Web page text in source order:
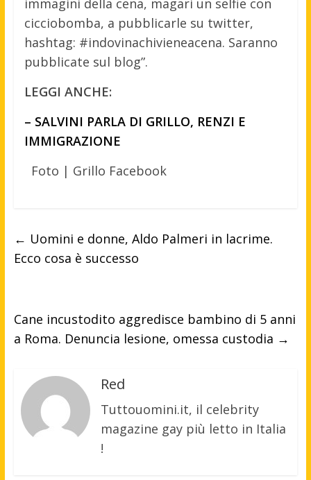
immagini della cena, magari un selfie con
cicciobomba, a pubblicarle su twitter,
hashtag: #indovinachivieneacena. Saranno
pubblicate sul blog”.
LEGGI ANCHE:
– SALVINI PARLA DI GRILLO, RENZI E
IMMIGRAZIONE
Foto | Grillo Facebook
← Uomini e donne, Aldo Palmeri in lacrime.
Ecco cosa è successo
Cane incustodito aggredisce bambino di 5 anni
a Roma. Denuncia lesione, omessa custodia →
Red
Tuttouomini.it, il celebrity
magazine gay più letto in Italia
!